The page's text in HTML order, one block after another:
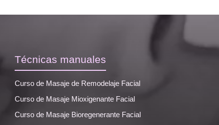
Técnicas manuales
Curso de Masaje de Remodelaje Facial
Curso de Masaje Mioxigenante Facial
Curso de Masaje Bioregenerante Facial